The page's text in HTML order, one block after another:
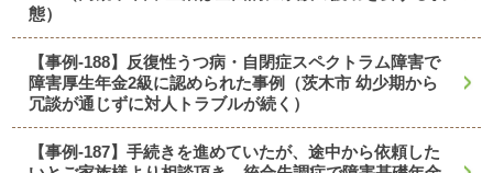
態）
【事例-188】反復性うつ病・自閉症スペクトラム障害で
障害厚生年金2級に認められた事例（茨木市 幼少期から
冗談が通じずに対人トラブルが続く）
【事例-187】手続きを進めていたが、途中から依頼した